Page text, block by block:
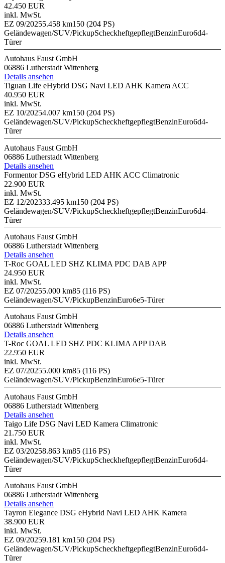
42.450 EUR
inkl. MwSt.
EZ 09/20255.458 km150 (204 PS)
Geländewagen/SUV/PickupScheckheftgepflegtBenzinEuro6d4-
Türer
Autohaus Faust GmbH
06886 Lutherstadt Wittenberg
Details ansehen
Tiguan Life eHybrid DSG Navi LED AHK Kamera ACC
40.950 EUR
inkl. MwSt.
EZ 10/20254.007 km150 (204 PS)
Geländewagen/SUV/PickupScheckheftgepflegtBenzinEuro6d4-
Türer
Autohaus Faust GmbH
06886 Lutherstadt Wittenberg
Details ansehen
Formentor DSG eHybrid LED AHK ACC Climatronic
22.900 EUR
inkl. MwSt.
EZ 12/202333.495 km150 (204 PS)
Geländewagen/SUV/PickupScheckheftgepflegtBenzinEuro6d4-
Türer
Autohaus Faust GmbH
06886 Lutherstadt Wittenberg
Details ansehen
T-Roc GOAL LED SHZ KLIMA PDC DAB APP
24.950 EUR
inkl. MwSt.
EZ 07/20255.000 km85 (116 PS)
Geländewagen/SUV/PickupBenzinEuro6e5-Türer
Autohaus Faust GmbH
06886 Lutherstadt Wittenberg
Details ansehen
T-Roc GOAL LED SHZ PDC KLIMA APP DAB
22.950 EUR
inkl. MwSt.
EZ 07/20255.000 km85 (116 PS)
Geländewagen/SUV/PickupBenzinEuro6e5-Türer
Autohaus Faust GmbH
06886 Lutherstadt Wittenberg
Details ansehen
Taigo Life DSG Navi LED Kamera Climatronic
21.750 EUR
inkl. MwSt.
EZ 03/20258.863 km85 (116 PS)
Geländewagen/SUV/PickupScheckheftgepflegtBenzinEuro6d4-
Türer
Autohaus Faust GmbH
06886 Lutherstadt Wittenberg
Details ansehen
Tayron Elegance DSG eHybrid Navi LED AHK Kamera
38.900 EUR
inkl. MwSt.
EZ 09/20259.181 km150 (204 PS)
Geländewagen/SUV/PickupScheckheftgepflegtBenzinEuro6d4-
Türer